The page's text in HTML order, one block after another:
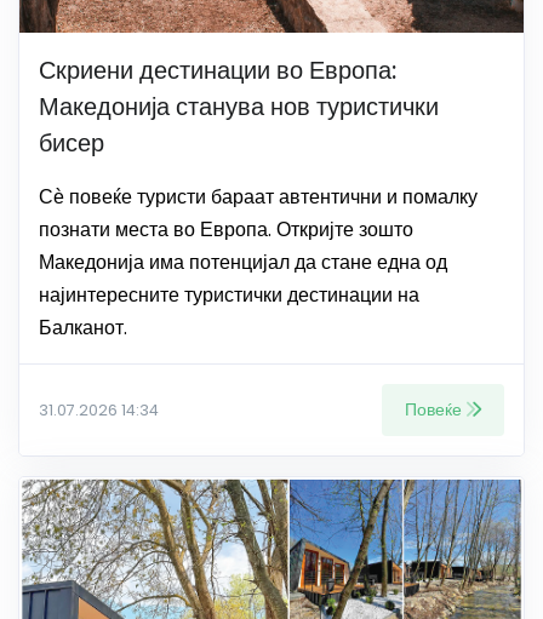
Скриени дестинации во Европа:
Македонија станува нов туристички
бисер
Сѐ повеќе туристи бараат автентични и помалку
познати места во Европа. Откријте зошто
Македонија има потенцијал да стане една од
најинтересните туристички дестинации на
Балканот.
31.07.2026 14:34 Повеќе